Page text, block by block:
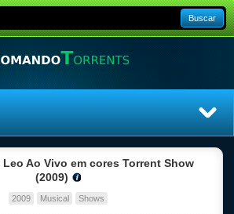
Buscar
Ao Vivo em cores Torrent Show
(2009)
2009 Musical Shows